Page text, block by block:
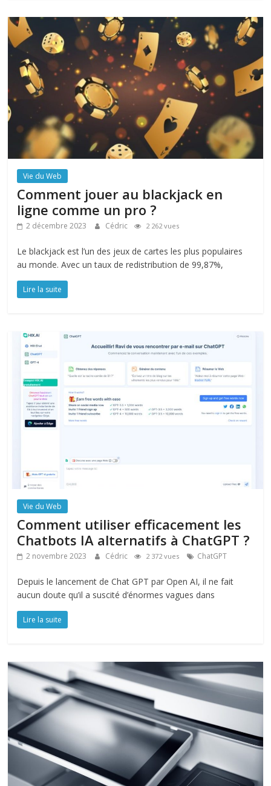
Vie du Web
Comment jouer au blackjack en
ligne comme un pro ?
2 décembre 2023 Cédric 2 262 vues
Le blackjack est l’un des jeux de cartes les plus populaires
au monde. Avec un taux de redistribution de 99,87%,
Lire la suite
Vie du Web
Comment utiliser efficacement les
Chatbots IA alternatifs à ChatGPT ?
2 novembre 2023 Cédric 2 372 vues ChatGPT
Depuis le lancement de Chat GPT par Open AI, il ne fait
aucun doute qu’il a suscité d’énormes vagues dans
Lire la suite